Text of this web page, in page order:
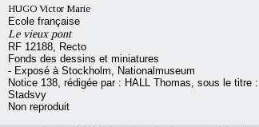
HUGO Victor Marie
Ecole française
Le vieux pont
RF 12188, Recto
Fonds des dessins et miniatures
- Exposé à Stockholm, Nationalmuseum
Notice 138, rédigée par : HALL Thomas, sous le titre :
Stadsvy
Non reproduit